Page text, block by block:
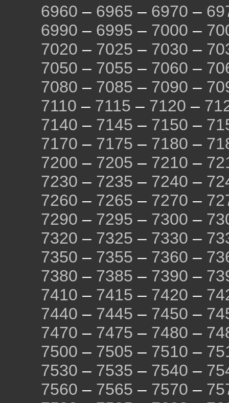
6960 – 6965 – 6970 –
6990 – 6995 – 7000 –
7020 – 7025 – 7030 –
7050 – 7055 – 7060 –
7080 – 7085 – 7090 –
7110 – 7115 – 7120 –
7140 – 7145 – 7150 –
7170 – 7175 – 7180 –
7200 – 7205 – 7210 –
7230 – 7235 – 7240 –
7260 – 7265 – 7270 –
7290 – 7295 – 7300 –
7320 – 7325 – 7330 –
7350 – 7355 – 7360 –
7380 – 7385 – 7390 –
7410 – 7415 – 7420 –
7440 – 7445 – 7450 –
7470 – 7475 – 7480 –
7500 – 7505 – 7510 –
7530 – 7535 – 7540 –
7560 – 7565 – 7570 –